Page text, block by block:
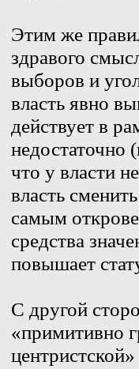
Этим же
здравого
выборов и
власть явно
действует в
недостаточно
что у власти
власть
самым
средства
повышает
С другой
«примитивно